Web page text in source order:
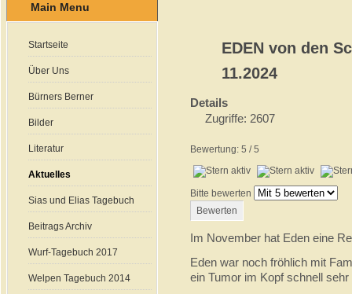
Main Menu
Startseite
Über Uns
Bürners Berner
Bilder
Literatur
Aktuelles
Sias und Elias Tagebuch
Beitrags Archiv
Wurf-Tagebuch 2017
Welpen Tagebuch 2014
EDEN von den
11.2024
Details
Zugriffe: 2607
Bewertung: 5 /5
Bitte bewerten
Im November hat Eden eine
Eden war noch fröhlich mit
ein Tumor im Kopf schnell